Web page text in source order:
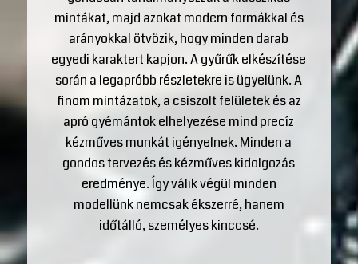
mintákat, majd azokat modern formákkal és
arányokkal ötvözik, hogy minden darab
egyedi karaktert kapjon. A gyűrűk elkészítése
során a legapróbb részletekre is ügyelünk. A
finom mintázatok, a csiszolt felületek és az
apró gyémántok elhelyezése mind precíz
kézműves munkát igényelnek. Minden a
gondos tervezés és kézműves kidolgozás
eredménye. Így válik végül minden
modellünk nemcsak ékszerré, hanem
időtálló, személyes kinccsé.